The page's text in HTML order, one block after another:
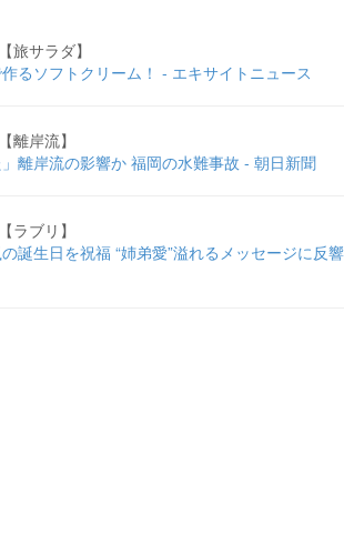
旅サラダ】
るソフトクリーム！ - エキサイトニュース
離岸流】
」離岸流の影響か 福岡の水難事故 - 朝日新聞
ラブリ】
誕生日を祝福 “姉弟愛”溢れるメッセージに反響